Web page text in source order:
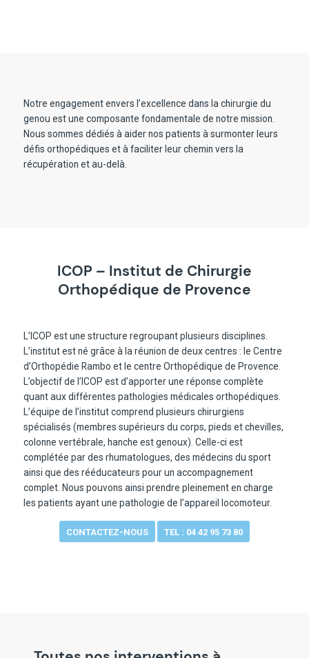
Notre engagement envers l’excellence dans la chirurgie du
genou est une composante fondamentale de notre mission.
Nous sommes dédiés à aider nos patients à surmonter leurs
défis orthopédiques et à faciliter leur chemin vers la
récupération et au-delà.
ICOP – Institut de Chirurgie
Orthopédique de Provence
L’ICOP est une structure regroupant plusieurs disciplines.
L’institut est né grâce à la réunion de deux centres : le Centre
d’Orthopédie Rambo et le centre Orthopédique de Provence.
L’objectif de l’ICOP est d’apporter une réponse complète
quant aux différentes pathologies médicales orthopédiques.
L’équipe de l’institut comprend plusieurs chirurgiens
spécialisés (membres supérieurs du corps, pieds et chevilles,
colonne vertébrale, hanche est genoux). Celle-ci est
complétée par des rhumatologues, des médecins du sport
ainsi que des rééducateurs pour un accompagnement
complet. Nous pouvons ainsi prendre pleinement en charge
les patients ayant une pathologie de l’appareil locomoteur.
CONTACTEZ-NOUS TEL : 04 42 95 73 80